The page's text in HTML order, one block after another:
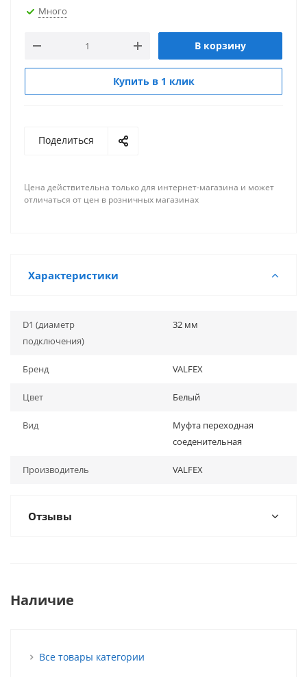
Много
В корзину
Купить в 1 клик
Поделиться
Цена действительна только для интернет-магазина и может
отличаться от цен в розничных магазинах
Характеристики
D1 (диаметр
подключения)
32 мм
Бренд VALFEX
Цвет Белый
Вид
Муфта переходная
соеденительная
Производитель VALFEX
Отзывы
Наличие
Все товары категории